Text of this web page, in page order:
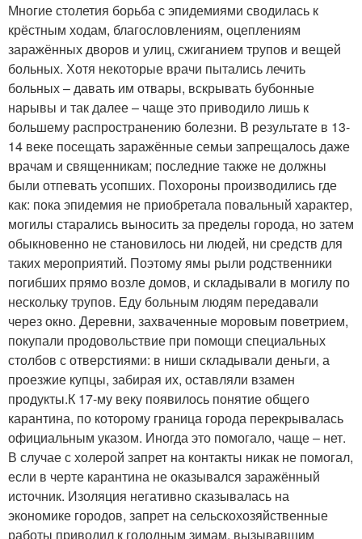
Многие столетия борьба с эпидемиями сводилась к
крёстным ходам, благословлениям, оцеплениям
заражённых дворов и улиц, сжиганием трупов и вещей
больных. Хотя некоторые врачи пытались лечить
больных – давать им отвары, вскрывать бубонные
нарывы и так далее – чаще это приводило лишь к
большему распространению болезни. В результате в 13-
14 веке посещать заражённые семьи запрещалось даже
врачам и священникам; последние также не должны
были отпевать усопших. Похороны производились где
как: пока эпидемия не приобретала повальный характер,
могилы старались выносить за пределы города, но затем
обыкновенно не становилось ни людей, ни средств для
таких мероприятий. Поэтому ямы рыли родственники
погибших прямо возле домов, и складывали в могилу по
нескольку трупов. Еду больным людям передавали
через окно. Деревни, захваченные моровым поветрием,
покупали продовольствие при помощи специальных
столбов с отверстиями: в ниши складывали деньги, а
проезжие купцы, забирая их, оставляли взамен
продукты.К 17-му веку появилось понятие общего
карантина, по которому граница города перекрывалась
официальным указом. Иногда это помогало, чаще – нет.
В случае с холерой запрет на контакты никак не помогал,
если в черте карантина не оказывался заражённый
источник. Изоляция негативно сказывалась на
экономике городов, запрет на сельскохозяйственные
работы приводил к голодным зимам, вызывавшим